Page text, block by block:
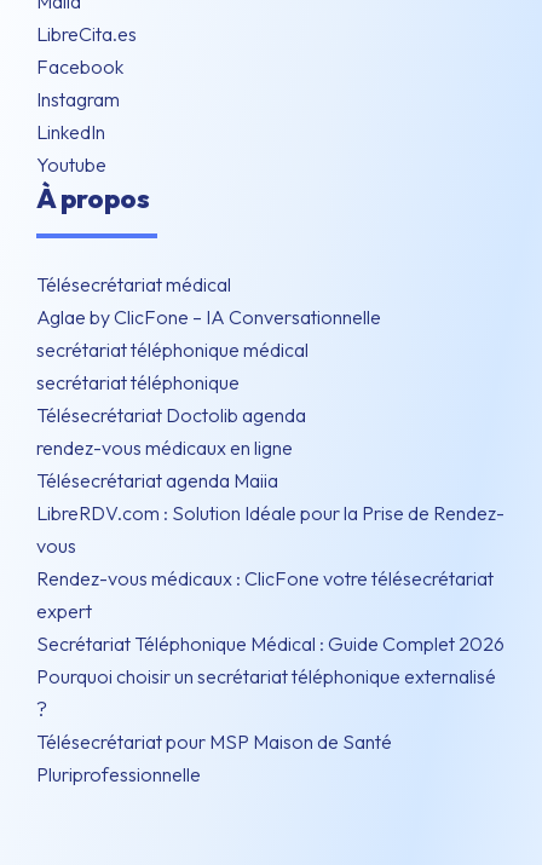
LibreCita.es
Facebook
Instagram
LinkedIn
Youtube
À propos
Télésecrétariat médical
Aglae by ClicFone – IA Conversationnelle
secrétariat téléphonique médical
secrétariat téléphonique
Télésecrétariat Doctolib agenda
rendez-vous médicaux en ligne
Télésecrétariat agenda Maiia
LibreRDV.com : Solution Idéale pour la Prise de Rendez-
vous
Rendez-vous médicaux : ClicFone votre télésecrétariat
expert
Secrétariat Téléphonique Médical : Guide Complet 2026
Pourquoi choisir un secrétariat téléphonique externalisé
?
Télésecrétariat pour MSP Maison de Santé
Pluriprofessionnelle